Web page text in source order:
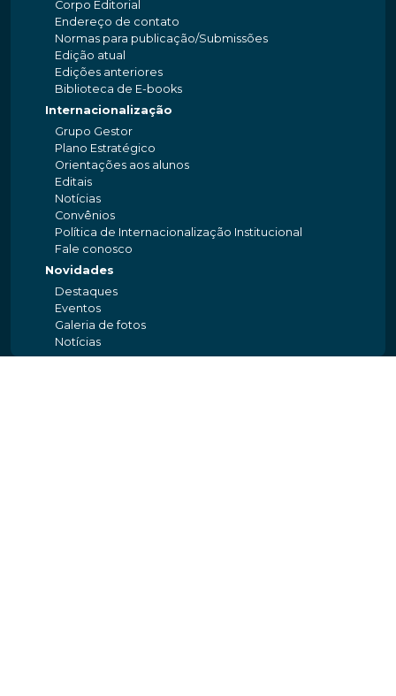
Corpo Editorial
Endereço de contato
Normas para publicação/Submissões
Edição atual
Edições anteriores
Biblioteca de E-books
Internacionalização
Grupo Gestor
Plano Estratégico
Orientações aos alunos
Editais
Notícias
Convênios
Política de Internacionalização Institucional
Fale conosco
Novidades
Destaques
Eventos
Galeria de fotos
Notícias